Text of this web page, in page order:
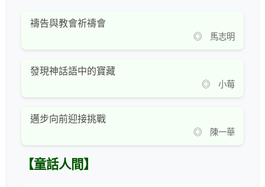
禱告與教會祈禱會
◎ 馬志明
發現神話語中的寶藏
◎ 小莓
邁步向前迎接挑戰
◎ 陳一華
【童話人間】